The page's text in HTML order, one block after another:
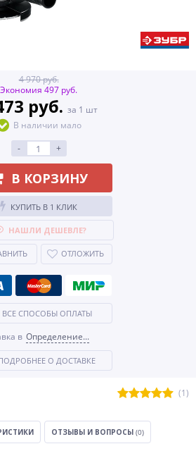
(1)
4 970 руб.
Экономия 497 руб.
руб. за 1 шт
В наличии мало
-
+
В КОРЗИНУ
КУПИТЬ В 1 КЛИК
НАШЛИ ДЕШЕВЛЕ?
ОТЛОЖИТЬ
ВСЕ СПОСОБЫ ОПЛАТЫ
в Определение...
О ДОСТАВКЕ
ОТЗЫВЫ И ВОПРОСЫ (0)